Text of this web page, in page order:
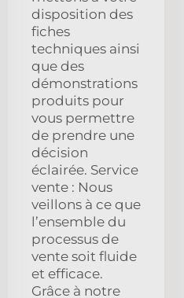
disposition des
fiches
techniques ainsi
que des
démonstrations
produits pour
vous permettre
de prendre une
décision
éclairée. Service
vente : Nous
veillons à ce que
l’ensemble du
processus de
vente soit fluide
et efficace.
Grâce à notre